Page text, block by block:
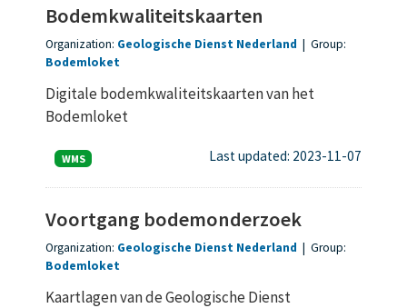
Bodemkwaliteitskaarten
Organization: Geologische Dienst Nederland | Group:
Bodemloket
Digitale bodemkwaliteitskaarten van het
Bodemloket
WMS Last updated: 2023-11-07
Voortgang bodemonderzoek
Organization: Geologische Dienst Nederland | Group:
Bodemloket
Kaartlagen van de Geologische Dienst